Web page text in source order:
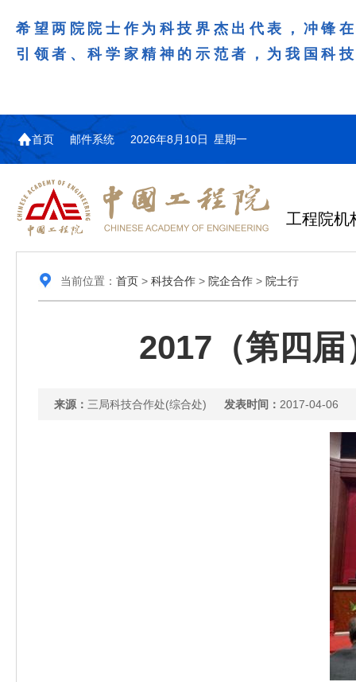
希望两院院士作为科技界杰出代表，冲锋
引领者、科学家精神的示范者，为我国科
首页 邮件系统 2026年8月10日 星期一
工程院机
当前位置： 首页> 科技合作> 院企合作> 院士行
2017（第四
来源： 三局科技合作处(综合处) 发表时间： 2017-04-06